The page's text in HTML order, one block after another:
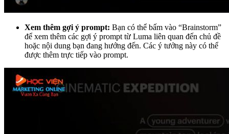
Xem thêm gợi ý prompt: Bạn có thể bấm vào “Brainstorm”
để xem thêm các gợi ý prompt từ Luma liên quan đến chủ đề
hoặc nội dung bạn đang hướng đến. Các ý tưởng này có thể
được thêm trực tiếp vào prompt.